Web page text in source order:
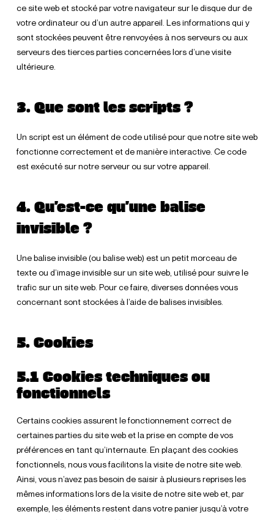
ce site web et stocké par votre navigateur sur le disque dur de
votre ordinateur ou d’un autre appareil. Les informations qui y
sont stockées peuvent être renvoyées à nos serveurs ou aux
serveurs des tierces parties concernées lors d’une visite
ultérieure.
3. Que sont les scripts ?
Un script est un élément de code utilisé pour que notre site web
fonctionne correctement et de manière interactive. Ce code
est exécuté sur notre serveur ou sur votre appareil.
4. Qu’est-ce qu’une balise
invisible ?
Une balise invisible (ou balise web) est un petit morceau de
texte ou d’image invisible sur un site web, utilisé pour suivre le
trafic sur un site web. Pour ce faire, diverses données vous
concernant sont stockées à l’aide de balises invisibles.
5. Cookies
5.1 Cookies techniques ou
fonctionnels
Certains cookies assurent le fonctionnement correct de
certaines parties du site web et la prise en compte de vos
préférences en tant qu’internaute. En plaçant des cookies
fonctionnels, nous vous facilitons la visite de notre site web.
Ainsi, vous n’avez pas besoin de saisir à plusieurs reprises les
mêmes informations lors de la visite de notre site web et, par
exemple, les éléments restent dans votre panier jusqu’à votre